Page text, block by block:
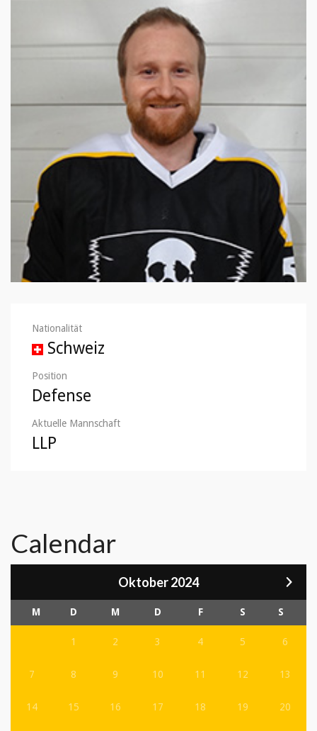
Nationalität
Schweiz
Position
Defense
Aktuelle Mannschaft
LLP
Calendar
Oktober 2024
M D M D F S S
1 2 3 4 5 6
7 8 9 10 11 12 13
14 15 16 17 18 19 20